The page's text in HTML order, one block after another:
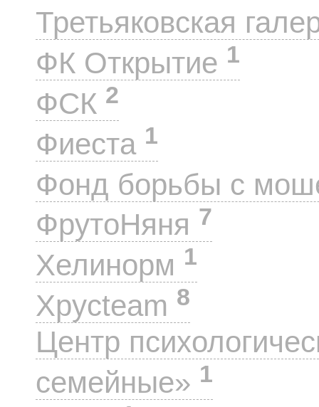
Третьяковская
ФК Открытие 1
ФСК 2
Фиеста 1
Фонд борьбы с
ФрутоНяня 7
Хелинорм 1
Хрусteam 8
Центр
семейные» 1